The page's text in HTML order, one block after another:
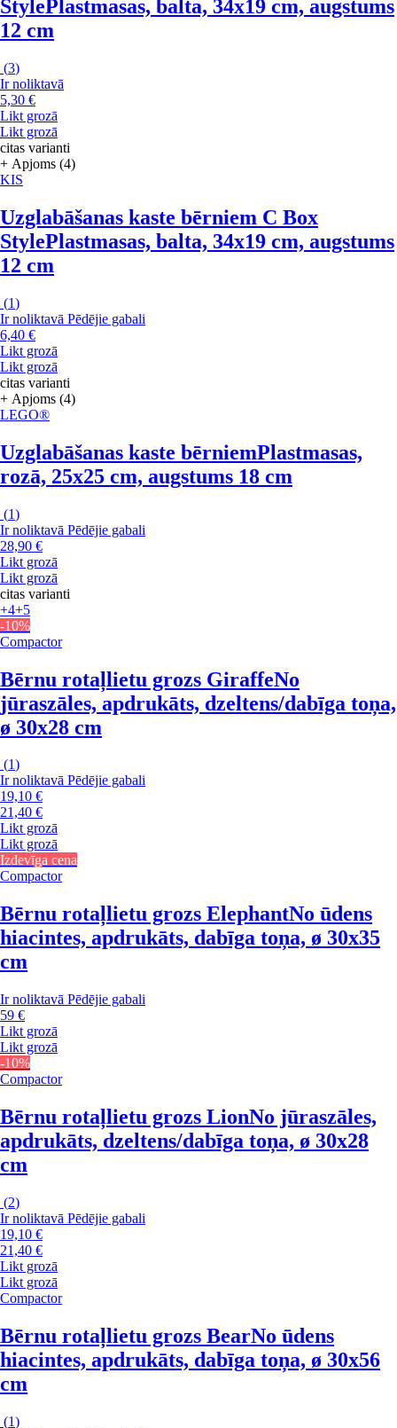
Style Plastmasas, balta, 34x19 cm, augstums
12 cm
(3)
Ir noliktavā
5,30 €
Likt grozā
Likt grozā
citas varianti
+ Apjoms (4)
KIS
Uzglabāšanas kaste bērniem C Box
StylePlastmasas, balta, 34x19 cm, augstums
12 cm
(1)
Ir noliktavā Pēdējie gabali
6,40 €
Likt grozā
Likt grozā
citas varianti
+ Apjoms (4)
LEGO®
Uzglabāšanas kaste bērniemPlastmasas,
rozā, 25x25 cm, augstums 18 cm
(1)
Ir noliktavā Pēdējie gabali
28,90 €
Likt grozā
Likt grozā
citas varianti
+4+5
-10%
Compactor
Bērnu rotaļlietu grozs GiraffeNo
jūraszāles, apdrukāts, dzeltens/dabīga toņa,
ø 30x28 cm
(1)
Ir noliktavā Pēdējie gabali
19,10 €
21,40 €
Likt grozā
Likt grozā
Izdevīga cena
Compactor
Bērnu rotaļlietu grozs ElephantNo ūdens
hiacintes, apdrukāts, dabīga toņa, ø 30x35
cm
Ir noliktavā Pēdējie gabali
59 €
Likt grozā
Likt grozā
-10%
Compactor
Bērnu rotaļlietu grozs LionNo jūraszāles,
apdrukāts, dzeltens/dabīga toņa, ø 30x28
cm
(2)
Ir noliktavā Pēdējie gabali
19,10 €
21,40 €
Likt grozā
Likt grozā
Compactor
Bērnu rotaļlietu grozs BearNo ūdens
hiacintes, apdrukāts, dabīga toņa, ø 30x56
cm
(1)